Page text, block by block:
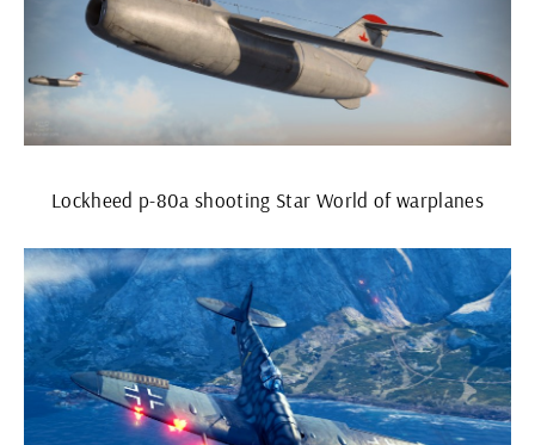
Lockheed p-80a shooting Star World of warplanes